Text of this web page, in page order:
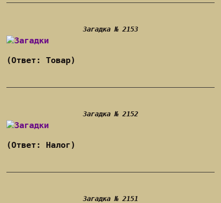
Загадка № 2153
(Ответ: Товар)
Загадка № 2152
(Ответ: Налог)
Загадка № 2151